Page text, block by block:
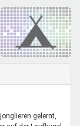
gelernt,